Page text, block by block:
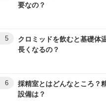
要なの？
5
クロミッドを飲むと基礎体
長くなるの？
6
採精室とはどんなところ？
設備は？